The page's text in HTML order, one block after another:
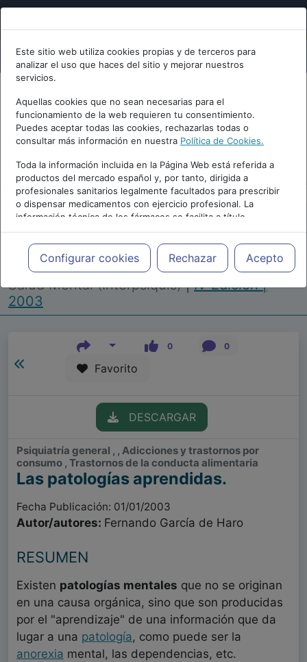
Este sitio web utiliza cookies propias y de terceros para
analizar el uso que haces del sitio y mejorar nuestros
servicios.
Aquellas cookies que no sean necesarias para el
funcionamiento de la web requieren tu consentimiento.
Puedes aceptar todas las cookies, rechazarlas todas o
consultar más información en nuestra Política de Cookies.
Toda la información incluida en la Página Web está referida a
productos del mercado español y, por tanto, dirigida a
profesionales sanitarios legalmente facultados para prescribir
o dispensar medicamentos con ejercicio profesional. La
información técnica de los fármacos se facilita a título
meramente informativo, siendo responsabilidad de los
profesionales facultados prescribir medicamentos y decidir, en
cada caso concreto, el tratamiento más adecuado a las
necesidades del paciente.
Configurar cookies Rechazar Acepto
Repositorio de Artículos |Congreso Virtual
Internacional de Psiquiatría, Psicología y
Salud Mental (Interpsiquis)|IV Edición |
2003
0 0
Favorito
DESCARGAR
Psiquiatría general , , Adicciones y trastornos por
consumo , Trastornos de la conducta alimentaria
Las patologías aprendidas.
Fecha Publicación: 01/01/2003
Autor/autores: Fernando García de Haro
RESUMEN
Existen patologías mentales que no se originan
en una causa orgánica, sino que son producidas
por el "aprendizaje" de una información que da
lugar a una patología, como puede ser la
anorexia mental, las dependencias, etc.